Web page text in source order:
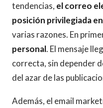
tendencias, el correo
posición privilegiada
varias razones. En
personal. El mensaje
correcta, sin depender
del azar de las
Además, el email